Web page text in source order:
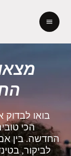
בואו לבדוק
הכי
החדשה. בין
לביקור,